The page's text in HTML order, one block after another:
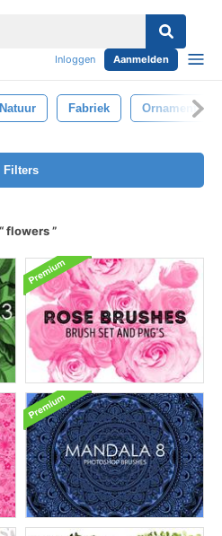
Inloggen Aanmelden
Natuur Fabriek Ornament
Filters
flowers